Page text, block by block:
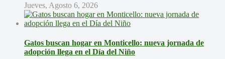
Jueves, Agosto 6, 2026
Gatos buscan hogar en Monticello: nueva jornada de
adopción llega en el Día del Niño